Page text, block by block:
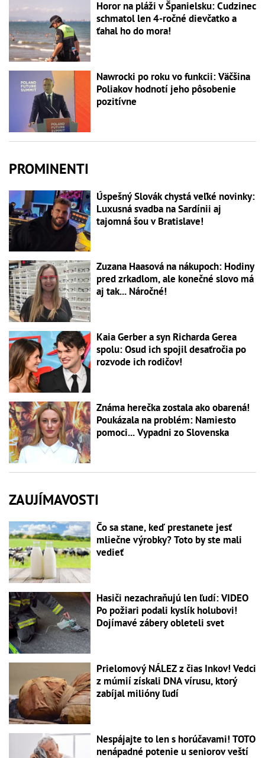
Horor na pláži v Španielsku: Cudzinec
schmatol len 4-ročné dievčatko a
ťahal ho do mora!
Nawrocki po roku vo funkcii: Väčšina
Poliakov hodnotí jeho pôsobenie
pozitívne
PROMINENTI
Úspešný Slovák chystá veľké novinky:
Luxusná svadba na Sardínii aj
tajomná šou v Bratislave!
Zuzana Haasová na nákupoch: Hodiny
pred zrkadlom, ale konečné slovo má
aj tak... Náročné!
Kaia Gerber a syn Richarda Gerea
spolu: Osud ich spojil desaťročia po
rozvode ich rodičov!
Známa herečka zostala ako obarená!
Poukázala na problém: Namiesto
pomoci... Vypadni zo Slovenska
ZAUJÍMAVOSTI
Čo sa stane, keď prestanete jesť
mliečne výrobky? Toto by ste mali
vedieť
Hasiči nezachraňujú len ľudí: VIDEO
Po požiari podali kyslík holubovi!
Dojímavé zábery obleteli svet
Prielomový NÁLEZ z čias Inkov! Vedci
z múmií získali DNA vírusu, ktorý
zabíjal milióny ľudí
Nespájajte to len s horúčavami! TOTO
nenápadné potenie u seniorov veští